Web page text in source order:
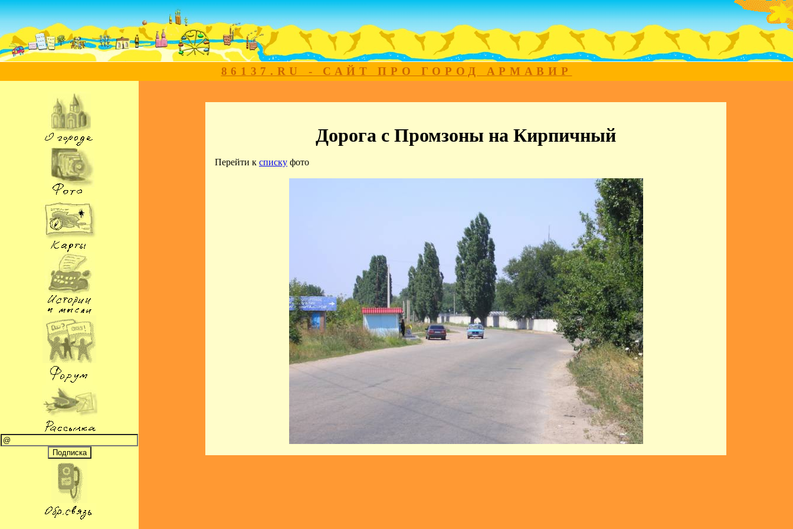
86137.RU - САЙТ ПРО ГОРОД АРМАВИР
Дорога с Промзоны на Кирпичный
Перейти к списку фото